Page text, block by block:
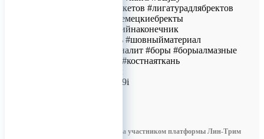
#брекет #наборбрекетов #лигатурадлябректов
#брекетынабор #немецкиебректы
#стоматологическийнаконечник
#наконечниквихрь #шовныйматериал
#стомзакупка #моналит #боры #борыалмазные
#коннектбиофарм #костнаяткань
#костныйматериал
ERID: 2VtzqwYAq9i
Информация размещена участником платформы Лин-Трим